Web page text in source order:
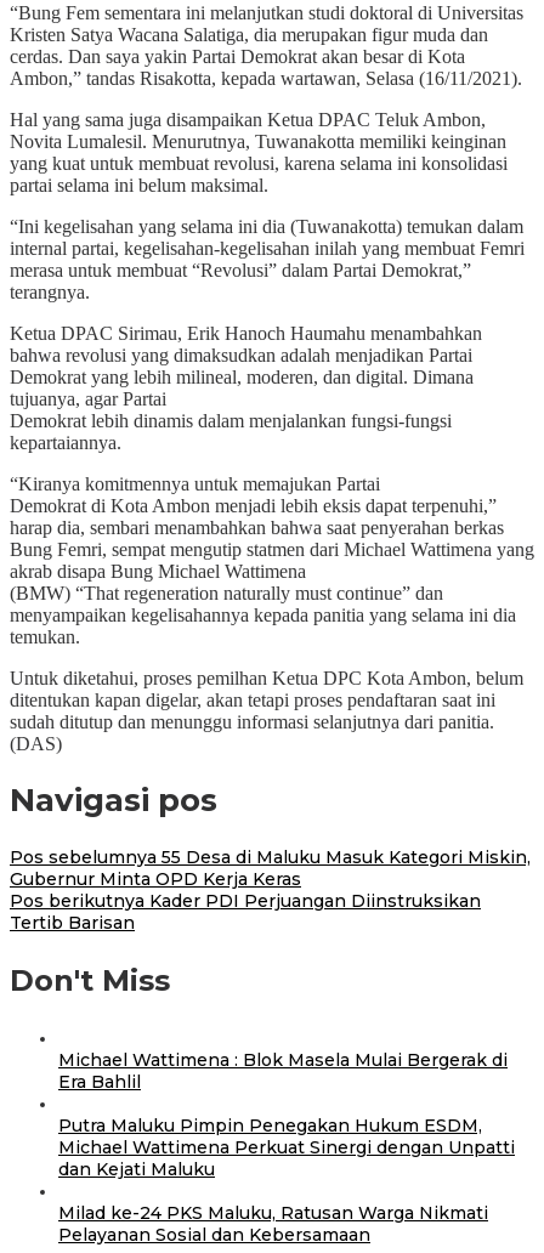
“Bung Fem sementara ini melanjutkan studi doktoral di Universitas
Kristen Satya Wacana Salatiga, dia merupakan figur muda dan
cerdas. Dan saya yakin Partai Demokrat akan besar di Kota
Ambon,” tandas Risakotta, kepada wartawan, Selasa (16/11/2021).
Hal yang sama juga disampaikan Ketua DPAC Teluk Ambon,
Novita Lumalesil. Menurutnya, Tuwanakotta memiliki keinginan
yang kuat untuk membuat revolusi, karena selama ini konsolidasi
partai selama ini belum maksimal.
“Ini kegelisahan yang selama ini dia (Tuwanakotta) temukan dalam
internal partai, kegelisahan-kegelisahan inilah yang membuat Femri
merasa untuk membuat “Revolusi” dalam Partai Demokrat,”
terangnya.
Ketua DPAC Sirimau, Erik Hanoch Haumahu menambahkan
bahwa revolusi yang dimaksudkan adalah menjadikan Partai
Demokrat yang lebih milineal, moderen, dan digital. Dimana
tujuanya, agar Partai
Demokrat lebih dinamis dalam menjalankan fungsi-fungsi
kepartaiannya.
“Kiranya komitmennya untuk memajukan Partai
Demokrat di Kota Ambon menjadi lebih eksis dapat terpenuhi,”
harap dia, sembari menambahkan bahwa saat penyerahan berkas
Bung Femri, sempat mengutip statmen dari Michael Wattimena yang
akrab disapa Bung Michael Wattimena
(BMW) “That regeneration naturally must continue” dan
menyampaikan kegelisahannya kepada panitia yang selama ini dia
temukan.
Untuk diketahui, proses pemilhan Ketua DPC Kota Ambon, belum
ditentukan kapan digelar, akan tetapi proses pendaftaran saat ini
sudah ditutup dan menunggu informasi selanjutnya dari panitia.
(DAS)
Navigasi pos
Pos sebelumnya 55 Desa di Maluku Masuk Kategori Miskin,
Gubernur Minta OPD Kerja Keras
Pos berikutnya Kader PDI Perjuangan Diinstruksikan
Tertib Barisan
Don't Miss
Michael Wattimena : Blok Masela Mulai Bergerak di
Era Bahlil
Putra Maluku Pimpin Penegakan Hukum ESDM,
Michael Wattimena Perkuat Sinergi dengan Unpatti
dan Kejati Maluku
Milad ke-24 PKS Maluku, Ratusan Warga Nikmati
Pelayanan Sosial dan Kebersamaan